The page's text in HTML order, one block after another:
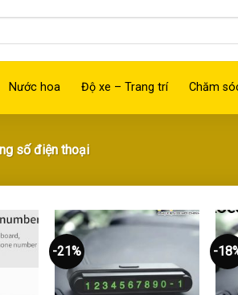
Nước hoa Độ xe – Trang trí Chăm
số điện thoại
-21%
vào
yêu
thích
-